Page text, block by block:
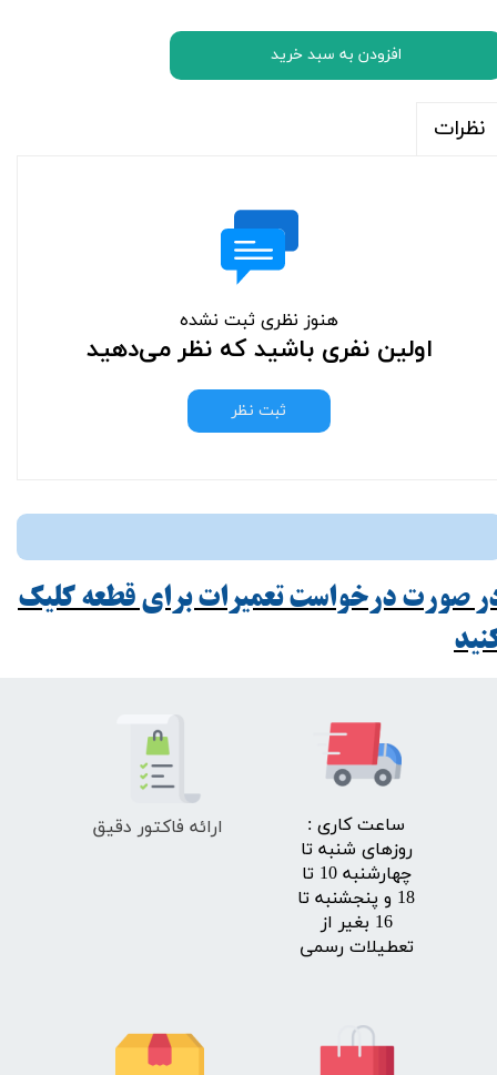
افزودن به سبد خرید
نظرات
هنوز نظری ثبت نشده
اولین نفری باشید که نظر می‌دهید
ثبت نظر
صورت درخواست تعمیرات برای قطعه کلیک
​ساعت کاری :
روزهای شنبه تا
چهارشنبه 10 تا
18 و پنجشنبه تا
16 بغیر از
تعطیلات رسمی
ارائه فاکتور دقیق